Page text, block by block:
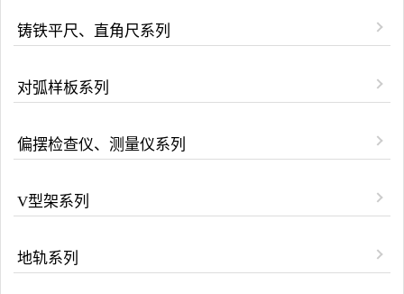
铸铁平尺、直角尺系列
对弧样板系列
偏摆检查仪、测量仪系列
V型架系列
地轨系列